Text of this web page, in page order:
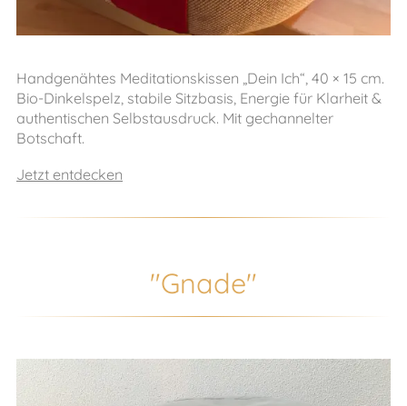
Handgenähtes Meditationskissen „Dein Ich“, 40 × 15 cm.
Bio-Dinkelspelz, stabile Sitzbasis, Energie für Klarheit &
authentischen Selbstausdruck. Mit gechannelter
Botschaft.
Jetzt entdecken
"Gnade"